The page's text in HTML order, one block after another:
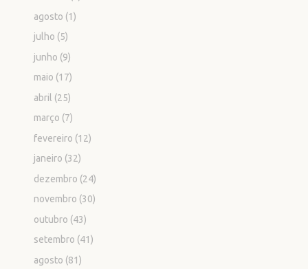
agosto (1)
julho (5)
junho (9)
maio (17)
abril (25)
março (7)
fevereiro (12)
janeiro (32)
dezembro (24)
novembro (30)
outubro (43)
setembro (41)
agosto (81)